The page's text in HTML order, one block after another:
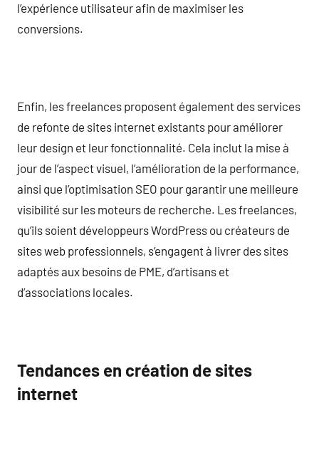
l’expérience utilisateur afin de maximiser les
conversions.
Enfin, les freelances proposent également des services
de refonte de sites internet existants pour améliorer
leur design et leur fonctionnalité. Cela inclut la mise à
jour de l’aspect visuel, l’amélioration de la performance,
ainsi que l’optimisation SEO pour garantir une meilleure
visibilité sur les moteurs de recherche. Les freelances,
qu’ils soient développeurs WordPress ou créateurs de
sites web professionnels, s’engagent à livrer des sites
adaptés aux besoins de PME, d’artisans et
d’associations locales.
Tendances en création de sites
internet